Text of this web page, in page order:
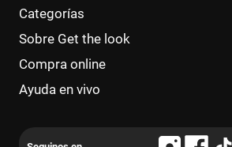
Categorías
Sobre Get the look
Compra online
Ayuda en vivo